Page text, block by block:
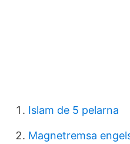
Islam de 5 pelarna
Magnetremsa